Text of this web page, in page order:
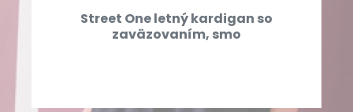
Street One letný kardigan so
zaväzovaním, smo